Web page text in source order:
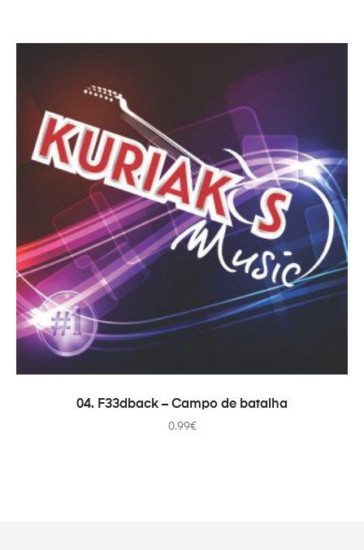
COMPRAR
04. F33dback – Campo de batalha
0.99€